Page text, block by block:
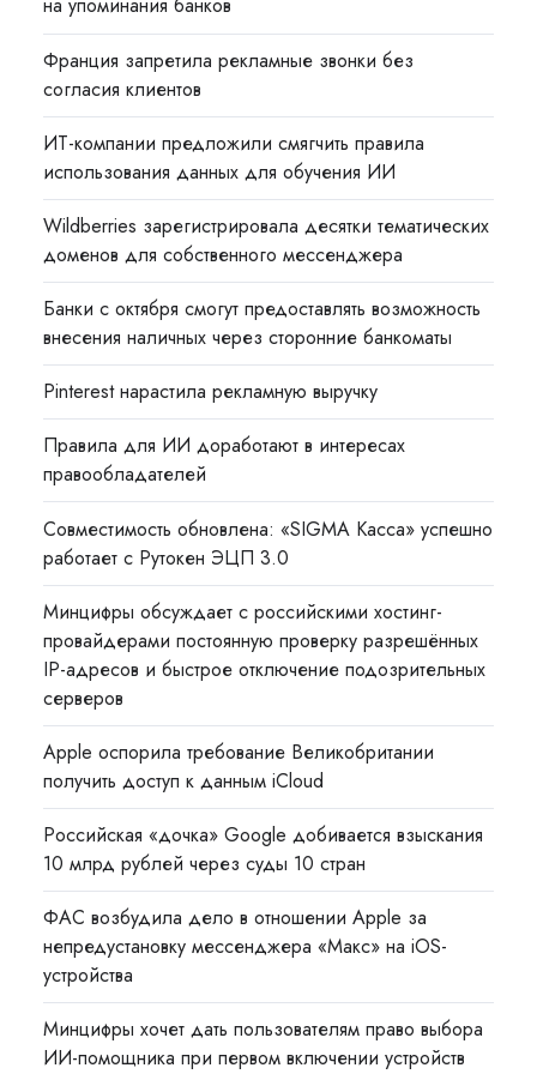
на упоминания банков
Франция запретила рекламные звонки без
согласия клиентов
ИТ-компании предложили смягчить правила
использования данных для обучения ИИ
Wildberries зарегистрировала десятки тематических
доменов для собственного мессенджера
Банки с октября смогут предоставлять возможность
внесения наличных через сторонние банкоматы
Pinterest нарастила рекламную выручку
Правила для ИИ доработают в интересах
правообладателей
Совместимость обновлена: «SIGMA Касса» успешно
работает с Рутокен ЭЦП 3.0
Минцифры обсуждает с российскими хостинг-
провайдерами постоянную проверку разрешённых
IP-адресов и быстрое отключение подозрительных
серверов
Apple оспорила требование Великобритании
получить доступ к данным iCloud
Российская «дочка» Google добивается взыскания
10 млрд рублей через суды 10 стран
ФАС возбудила дело в отношении Apple за
непредустановку мессенджера «Макс» на iOS-
устройства
Минцифры хочет дать пользователям право выбора
ИИ-помощника при первом включении устройств